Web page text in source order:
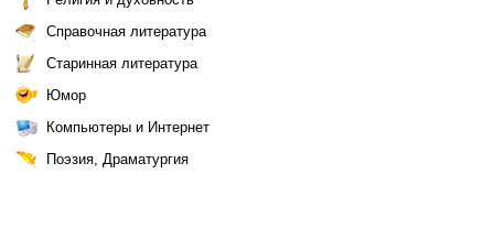
Справочная литература
Старинная литература
Юмор
Компьютеры и Интернет
Поэзия, Драматургия